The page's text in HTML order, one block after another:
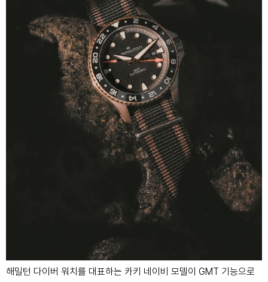
해밀턴 다이버 워치를 대표하는 카키 네이비 모델이 GMT 기능으로